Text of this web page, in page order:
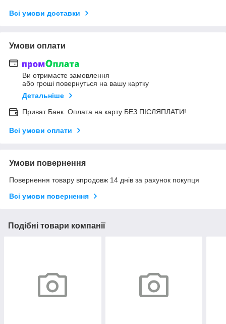
Всі умови доставки
Умови оплати
Ви отримаєте замовлення
або гроші повернуться на вашу картку
Детальніше
Приват Банк. Оплата на карту БЕЗ ПІСЛЯПЛАТИ!
Всі умови оплати
Умови повернення
Повернення товару впродовж 14 днів за рахунок покупця
Всі умови повернення
Подібні товари компанії